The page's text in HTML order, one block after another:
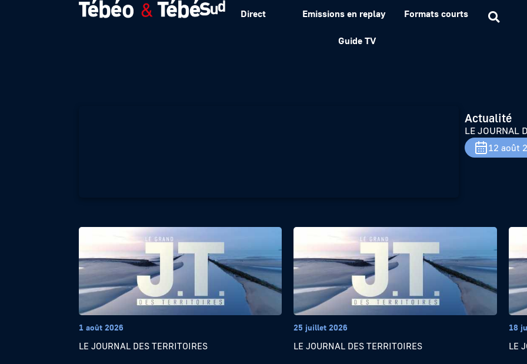
Direct Emissions en replay Formats courts
Guide TV
LE JOURNAL DES TERRITOIRES
Actualité
LE JOURNAL
12 août
1 août 2026
LE JOURNAL DES TERRITOIRES
25 juillet 2026
LE JOURNAL DES TERRITOIRES
18
LE